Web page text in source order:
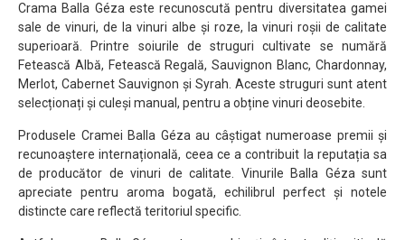
Crama Balla Géza este recunoscută pentru diversitatea gamei
sale de vinuri, de la vinuri albe și roze, la vinuri roșii de calitate
superioară. Printre soiurile de struguri cultivate se numără
Fetească Albă, Fetească Regală, Sauvignon Blanc, Chardonnay,
Merlot, Cabernet Sauvignon și Syrah. Aceste struguri sunt atent
selecționați și culeși manual, pentru a obține vinuri deosebite.
Produsele Cramei Balla Géza au câștigat numeroase premii și
recunoaștere internațională, ceea ce a contribuit la reputația sa
de producător de vinuri de calitate. Vinurile Balla Géza sunt
apreciate pentru aroma bogată, echilibrul perfect și notele
distincte care reflectă teritoriul specific.